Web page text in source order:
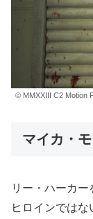
© MMXXIII C2 Motion
マイカ・
リー・ハーカ
ヒロインではな